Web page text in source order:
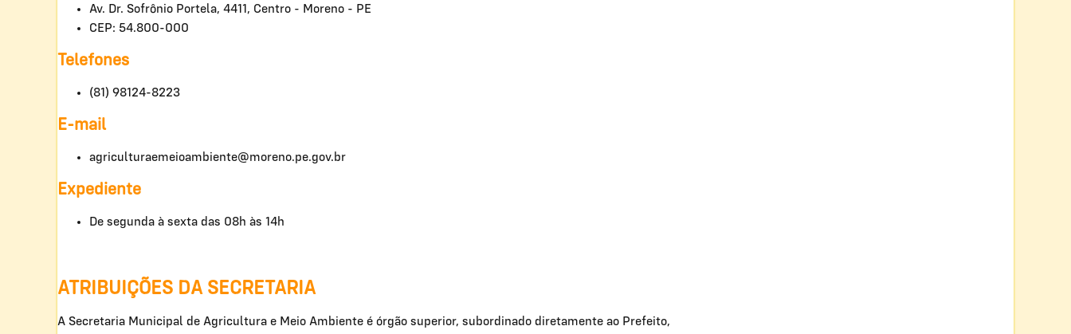
Av. Dr. Sofrônio Portela, 4411, Centro - Moreno - PE
CEP: 54.800-000
Telefones
(81) 98124-8223
E-mail
agriculturaemeioambiente@moreno.pe.gov.br
Expediente
De segunda à sexta das 08h às 14h
ATRIBUIÇÕES DA SECRETARIA
A Secretaria Municipal de Agricultura e Meio Ambiente é órgão superior, subordinado diretamente ao Prefeito,